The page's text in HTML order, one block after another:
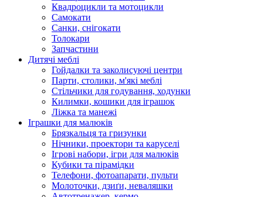
Квадроцикли та мотоцикли
Самокати
Санки, снігокати
Толокари
Запчастини
Дитячі меблі
Гойдалки та заколисуючі центри
Парти, столики, м'які меблі
Стільчики для годування, ходунки
Килимки, кошики для іграшок
Ліжка та манежі
Іграшки для малюків
Брязкальця та гризунки
Нічники, проектори та каруселі
Ігрові набори, ігри для малюків
Кубики та пірамідки
Телефони, фотоапарати, пульти
Молоточки, дзиґи, неваляшки